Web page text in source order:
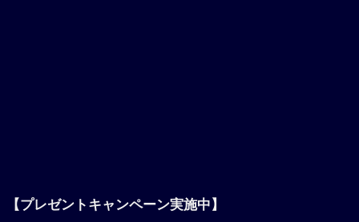
【プレゼントキャンペーン実施中】